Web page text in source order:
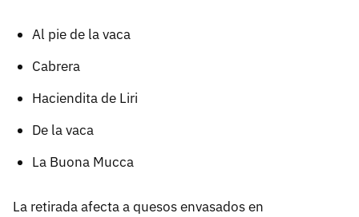
Al pie de la vaca
Cabrera
Haciendita de Liri
De la vaca
La Buona Mucca
La retirada afecta a quesos envasados en